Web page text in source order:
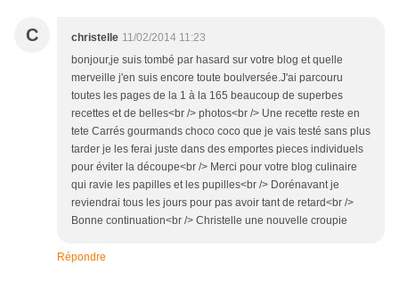
C christelle 11/02/2014 11:23
bonjour,je suis tombé par hasard sur votre blog et quelle
merveille j'en suis encore toute boulversée.J'ai parcouru
toutes les pages de la 1 à la 165 beaucoup de superbes
recettes et de belles<br /> photos<br /> Une recette reste en
tete Carrés gourmands choco coco que je vais testé sans plus
tarder je les ferai juste dans des emportes pieces individuels
pour éviter la découpe<br /> Merci pour votre blog culinaire
qui ravie les papilles et les pupilles<br /> Dorénavant je
reviendrai tous les jours pour pas avoir tant de retard<br />
Bonne continuation<br /> Christelle une nouvelle croupie
Répondre